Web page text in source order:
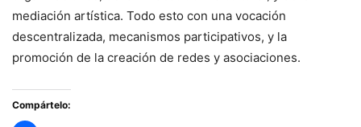
mediación artística. Todo esto con una vocación
descentralizada, mecanismos participativos, y la
promoción de la creación de redes y asociaciones.
Compártelo: